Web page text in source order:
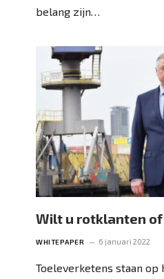
belang zijn…
Wilt u rotklanten
WHITEPAPER 6 januari 2022
Toeleverketens staan op